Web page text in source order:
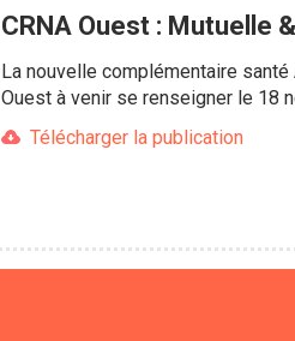
CRNA Ouest : Mutuelle
La nouvelle complémentaire
Ouest à venir se renseigner le 18
Télécharger la publication